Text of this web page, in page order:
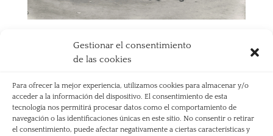
Gestionar el consentimiento
de las cookies
Para ofrecer la mejor experiencia, utilizamos cookies para almacenar y/o
acceder a la información del dispositivo. El consentimiento de esta
tecnología nos permitirá procesar datos como el comportamiento de
navegación o las identificaciones únicas en este sitio. No consentir o retirar
el consentimiento, puede afectar negativamente a ciertas características y